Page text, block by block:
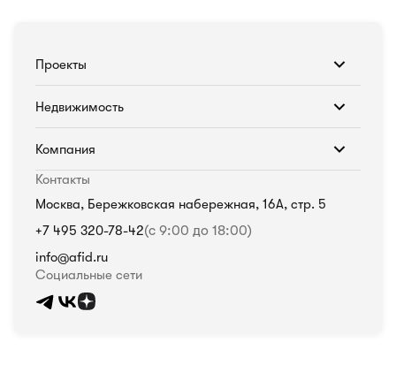
Проекты
Недвижимость
Компания
Контакты
Москва, Бережковская набережная, 16А, стр. 5
+7 495 320-78-42(с 9:00 до 18:00)
info@afid.ru
Социальные сети